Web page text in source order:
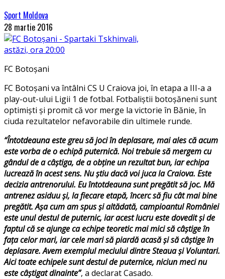
Sport Moldova
28 martie 2016
FC Botoșani
FC Botoșani va întâlni CS U Craiova joi, în etapa a III-a a
play-out-ului Ligii 1 de fotbal. Fotbaliștii botoșăneni sunt
optimiști și promit că vor merge la victorie în Bănie, în
ciuda rezultatelor nefavorabile din ultimele runde.
“Întotdeauna este greu să joci în deplasare, mai ales că acum
este vorba de o echipă puternică. Noi trebuie să mergem cu
gândul de a câştiga, de a obţine un rezultat bun, iar echipa
lucrează în acest sens. Nu ştiu dacă voi juca la Craiova. Este
decizia antrenorului. Eu întotdeauna sunt pregătit să joc. Mă
antrenez asiduu şi, la fiecare etapă, încerc să fiu cât mai bine
pregătit. Aşa cum am spus şi altădată, campioantul României
este unul destul de puternic, iar acest lucru este dovedit şi de
faptul că se ajunge ca echipe teoretic mai mici să câştige în
faţa celor mari, iar cele mari să piardă acasă şi să câştige în
deplasare. Avem exemplul meciului dintre Steaua şi Voluntari.
Aici toate echipele sunt destul de puternice, niciun meci nu
este câştigat dinainte”, a declarat Casado.